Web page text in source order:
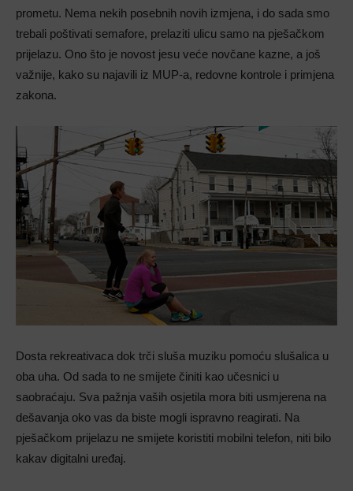
prometu. Nema nekih posebnih novih izmjena, i do sada smo
trebali poštivati semafore, prelaziti ulicu samo na pješačkom
prijelazu. Ono što je novost jesu veće novčane kazne, a još
važnije, kako su najavili iz MUP-a, redovne kontrole i primjena
zakona.
Dosta rekreativaca dok trči sluša muziku pomoću slušalica u
oba uha. Od sada to ne smijete činiti kao učesnici u
saobraćaju. Sva pažnja vaših osjetila mora biti usmjerena na
dešavanja oko vas da biste mogli ispravno reagirati. Na
pješačkom prijelazu ne smijete koristiti mobilni telefon, niti bilo
kakav digitalni uređaj.